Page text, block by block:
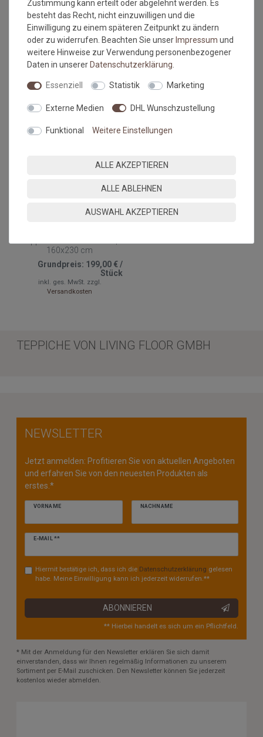
Schöner Wohnen Outdoor
Teppich Parkland Des.223
Gitter Anthrazit 040 |
Wunschmass
Grundpreis:
89,00 € /
inkl. ges. MwSt.
Schöner Wohnen Outdoor
Teppich Parkland Des.220
Hellgrau 042 | Wunschmass
Grundpreis:89,00 €/m
inkl. ges. MwSt.
Versandkostenfrei*
160x230 cm
Grundpreis: 199,00 €/
Stück
inkl. ges. MwSt. zzgl.
Versandkosten
TEPPICHE VON LIVING FLOOR GMBH
NEWSLETTER
Jetzt anmelden: Profitieren Sie von aktuellen Angeboten
und erfahren Sie von den neuesten Produkten als
erstes.*
VORNAME NACHNAME
E-MAIL **
Newsletter
Hiermit bestätige ich, dass ich die Daten­schutz­erklärung gelesen
habe. Meine Einwilligung kann ich jederzeit widerrufen.**
ABONNIEREN
** Hierbei handelt es sich um ein Pflichtfeld.
* Mit der Anmeldung für den Newsletter erklären Sie sich damit
einverstanden, dass wir Ihnen regelmäßig Informationen zu unserem
Sortiment per E-Mail zuschicken. Den Newsletter können Sie jederzeit
kostenlos wieder abmelden.
Zustimmung kann erteilt oder abgelehnt werden. Es
besteht das Recht, nicht einzuwilligen und die
Einwilligung zu einem späteren Zeitpunkt zu ändern
oder zu widerrufen. Beachten Sie unser Impressum und
weitere Hinweise zur Verwendung personenbezogener
Daten in unserer Daten­schutz­erklärung
Essenziell Statistik Marketing
Externe Medien DHL Wunschzustellung
Funktional Weitere Einstellungen
ALLE AKZEPTIEREN
ALLE ABLEHNEN
AUSWAHL AKZEPTIEREN